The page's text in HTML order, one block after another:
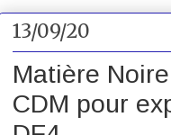
13/09/20
Matière
CDM pour